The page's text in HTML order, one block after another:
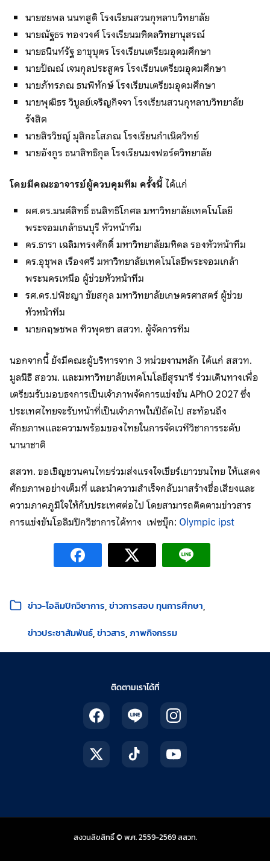
นายชยพล นนทสูติ โรงเรียนสวนกุหลาบวิทยาลัย
นายณัฐธร ทองวงศ์ โรงเรียนมหิดลวิทยานุสรณ์
นายธนินท์รัฐ อาขุบุตร โรงเรียนเตรียมอุดมศึกษา
นายปัณณ์ เจนกุลประสูตร โรงเรียนเตรียมอุดมศึกษา
นายภัทรภณ ธนพิทักษ์ โรงเรียนเตรียมอุดมศึกษา
นายพุฒิธร วิบูลย์เจริญกิจจา โรงเรียนสวนกุหลาบวิทยาลัย
รังสิต
นายสิรวิชญ์ มุสิกะโสภณ โรงเรียนกำเนิดวิทย์
นายอังกูร ธนาสิทธิกุล โรงเรียนมงฟอร์ตวิทยาลัย
โดยมีคณะอาจารย์ผู้ควบคุมทีม ครั้งนี้ได้แก่
ผศ.ดร.มนต์สิทธิ์ ธนสิทธิโกศล มหาวิทยาลัยเทคโนโลยี
พระจอมเกล้าธนบุรี หัวหน้าทีม
ดร.ธารา เฉลิมทรงศักดิ์ มหาวิทยาลัยมหิดล รองหัวหน้าทีม
ดร.อุชุพล เรืองศรี มหาวิทยาลัยเทคโนโลยีพระจอมเกล้า
พระนครเหนือ ผู้ช่วยหัวหน้าทีม
รศ.ดร.ปพิชญา ชัยสกุล มหาวิทยาลัยเกษตรศาสตร์ ผู้ช่วย
หัวหน้าทีม
นายกฤษชพล ทิวพุดซา สสวท. ผู้จัดการทีม
นอกจากนี้ ยังมีคณะผู้บริหารจาก 3 หน่วยงานหลัก ได้แก่ สสวท.
มูลนิธิ สอวน. และมหาวิทยาลัยเทคโนโลยีสุรนารี ร่วมเดินทางเพื่อ
เตรียมรับมอบธงการเป็นเจ้าภาพจัดการแข่งขัน APhO 2027 ซึ่ง
ประเทศไทยจะรับหน้าที่เป็นเจ้าภาพในปีถัดไป สะท้อนถึง
ศักยภาพและความพร้อมของไทยในการจัดเวทีวิชาการระดับ
นานาชาติ
สสวท. ขอเชิญชวนคนไทยร่วมส่งแรงใจเชียร์เยาวชนไทย ให้แสดง
ศักยภาพอย่างเต็มที่ และนำความสำเร็จกลับมาสร้างชื่อเสียงและ
ความภาคภูมิใจให้กับประเทศต่อไป โดยสามารถติดตามข่าวสาร
การแข่งขันโอลิมปิกวิชาการได้ทาง เฟซบุ๊ก: Olympic ipst
หมวดหมู่:
ข่าว-โอลิมปิกวิชาการ ข่าวการสอบ ทุนการศึกษา
ข่าวประชาสัมพันธ์ ข่าวสาร ภาพกิจกรรม
ติดตามเราได้ที่
สงวนลิขสิทธิ์ © พ.ศ. 2559-2569สสวท.สถาบันส่งเสริมการสอ